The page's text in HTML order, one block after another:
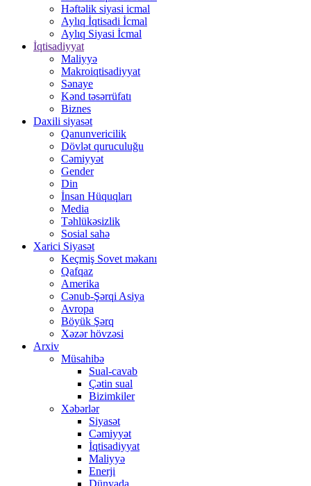
Həftəlik siyasi icmal
Aylıq İqtisadi İcmal
Aylıq Siyasi İcmal
İqtisadiyyat
Maliyyə
Makroiqtisadiyyat
Sənaye
Kənd təsərrüfatı
Biznes
Daxili siyasət
Qanunvericilik
Dövlət quruculuğu
Cəmiyyət
Gender
Din
İnsan Hüquqları
Media
Təhlükəsizlik
Sosial sahə
Xarici Siyasət
Keçmiş Sovet məkanı
Qafqaz
Amerika
Cənub-Şərqi Asiya
Avropa
Böyük Şərq
Xəzər hövzəsi
Arxiv
Müsahibə
Sual-cavab
Çətin sual
Bizimkiler
Xəbərlər
Siyasət
Cəmiyyət
İqtisadiyyat
Maliyyə
Enerji
Dünyada